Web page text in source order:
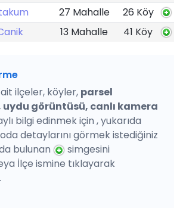
27 Mahalle
26 Köy
13 Mahalle 41 Köy
ilçeler, köyler, parsel
görüntüsü, canlı kamera
bilgi edinmek için , yukarıda
detaylarını görmek istediğiniz
bulunan
simgesini
İlçe ismine tıklayarak